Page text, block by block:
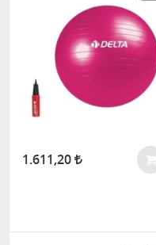
1.611,20